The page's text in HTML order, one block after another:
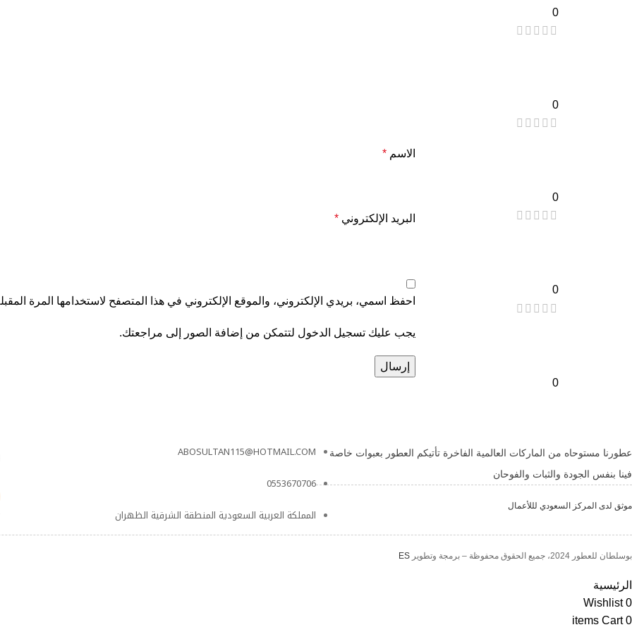
0
0
0
0
0
الاسم*
البريد الإلكتروني*
احفظ اسمي، بريدي الإلكتروني، والموقع الإلكتروني في هذا المتصفح لاستخدامها المرة
يجب عليك تسجيل الدخول لتتمكن من إضافة الصور إلى مراجعتك.
عطورنا مستوحاه من الماركات العالمية الفاخرة تأتيكم العطور بعبوات خاصة
فينا بنفس الجودة والثبات والفوحان
موثق لدى المركز السعودي لللأعمال
ABOSULTAN115@HOTMAIL.COM
0553670706
المملكة العربية السعودية المنطقة الشرقية الظهران
بوسلطان للعطور 2024، جميع الحقوق محفوظة – برمجة وتطوير ES
الرئيسية
0
Wishlist
0
items Cart